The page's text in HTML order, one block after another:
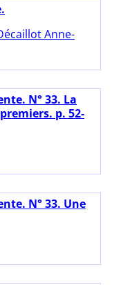
Anne-
N° 33. La
p. 52-
N° 33. Une